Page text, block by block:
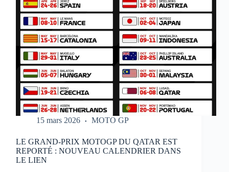
15 mars 2026 MOTO GP
LE GRAND-PRIX MOTOGP DU QATAR EST
REPORTÉ : NOUVEAU CALENDRIER DANS
LE LIEN